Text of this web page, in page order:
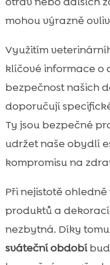
mohou výrazně
Využitím
klíčové informace o
bezpečnost našich
doporučují
Ty jsou bezpečné
udržet naše obydlí
kompromisu na
Při nejistotě
produktů a
nezbytná. Díky
sváteční období